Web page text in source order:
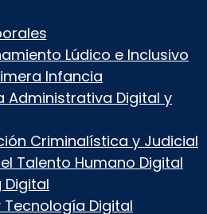
Lúdico e Inclusivo
Infancia
Administrativa Digital y
Criminalística y Judicial
Talento Humano Digital
Digital
Tecnología Digital